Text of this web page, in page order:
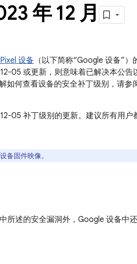
年 12 月
设备 （以下简称“Google 设备”
05 或更新，则意味着已解决本公告
如何查看设备的安全补丁级别，请参
05 补丁级别的更新。建议所有用户
备固件映像。
所述的安全漏洞外，Google 设备中